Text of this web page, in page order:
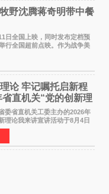
野沈腾蒋奇明带中餐
全国上映，同时发布定档预
行全国超前点映。作为战争美
论 牢记嘱托启新程
直机关“党的创新理
讲活动圆满落幕
省直机关工委主办的2026年
理论我来讲宣讲活动于8月4日
活动以 "牢记嘱托 感恩奋进
面 "为主题，坚持以新时代中国